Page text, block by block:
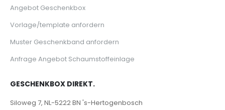
Angebot Geschenkbox
Vorlage/template anfordern
Muster Geschenkband anfordern
Anfrage Angebot Schaumstoffeinlage
GESCHENKBOX DIREKT.
Siloweg 7, NL-5222 BN 's-Hertogenbosch